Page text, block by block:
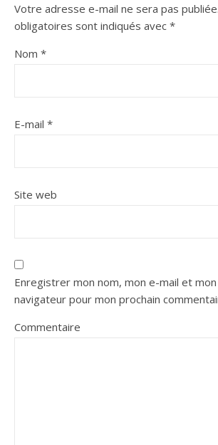
Votre adresse e-mail ne sera pas publiée.
obligatoires sont indiqués avec *
Nom *
E-mail *
Site web
Enregistrer mon nom, mon e-mail et
navigateur pour mon prochain
Commentaire